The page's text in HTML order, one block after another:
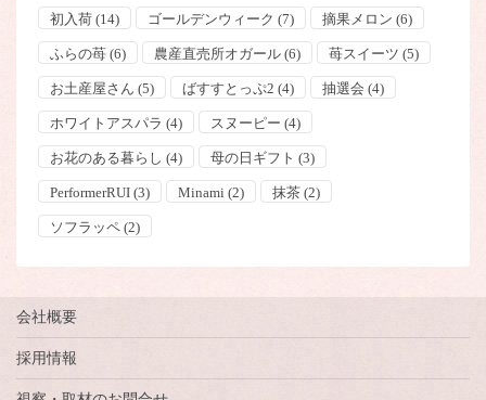
初入荷(14) ゴールデンウィーク (7) 摘果メロン (6)
ふらの苺(6) 農産直売所オガール(6) 苺スイーツ (5)
お土産屋さん (5) ばすすとっぷ2 (4) 抽選会 (4)
ホワイトアスパラ (4) スヌーピー (4)
お花のある暮らし (4) 母の日ギフト (3)
PerformerRUI(3) Minami (2) 抹茶(2)
ソフラッペ(2)
会社概要
採用情報